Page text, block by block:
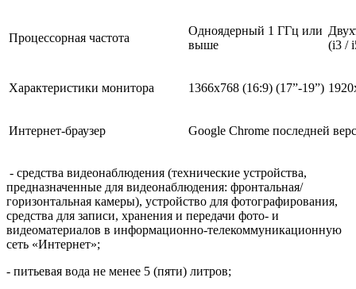
Процессорная частота
Одноядерный 1 ГГц или
выше
(i3 /
Характеристики монитора 1366х768 (16:9) (17”-19”)
Интернет-браузер Google Chrome последней
- средства видеонаблюдения (технические устройства,
предназначенные для видеонаблюдения: фронтальная/
горизонтальная камеры), устройство для фотографирования,
средства для записи, хранения и передачи фото- и
видеоматериалов в информационно-телекоммуникационную
сеть «Интернет»;
- питьевая вода не менее 5 (пяти) литров;